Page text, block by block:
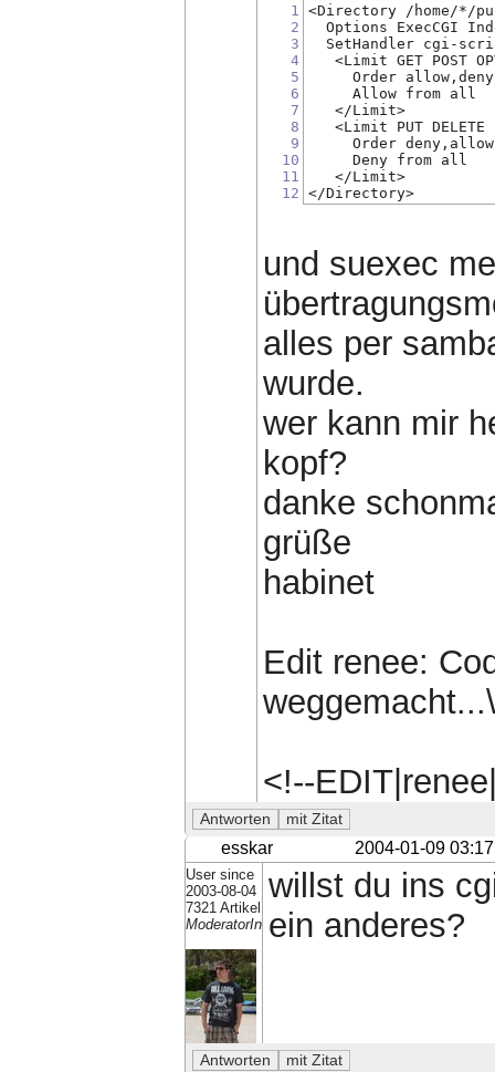
1
2
3
4
5
6
7
8
9
10
11
12
<Directory /home/*/
Options ExecCGI
SetHandler cgi-
<Limit GET POST
     Order allow,deny
     Allow from all
   </Limit>
<Limit PUT DELETE
     Order deny,allow
     Deny from all
   </Limit>
</Directory>
und suexec
alles per
wurde.
wer kann mir
kopf?
danke
grüße
habinet
Edit renee:
<!--
esskar 2004-01-09 03:17
User since
2003-08-04
7321 Artikel
ModeratorIn
willst du ins
ein anderes?